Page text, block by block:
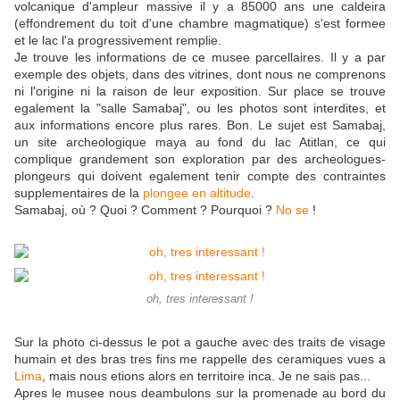
volcanique d'ampleur massive il y a 85000 ans une caldeira
(effondrement du toit d'une chambre magmatique) s'est formee
et le lac l'a progressivement remplie.
Je trouve les informations de ce musee parcellaires. Il y a par
exemple des objets, dans des vitrines, dont nous ne comprenons
ni l'origine ni la raison de leur exposition. Sur place se trouve
egalement la "salle Samabaj", ou les photos sont interdites, et
aux informations encore plus rares. Bon. Le sujet est Samabaj,
un site archeologique maya au fond du lac Atitlan, ce qui
complique grandement son exploration par des archeologues-
plongeurs qui doivent egalement tenir compte des contraintes
supplementaires de la plongee en altitude
Samabaj, où ? Quoi ? Comment ? Pourquoi ? No se !
oh, tres interessant !
Sur la photo ci-dessus le pot a gauche avec des traits de visage
humain et des bras tres fins me rappelle des ceramiques vues a
Lima , mais nous etions alors en territoire inca. Je ne sais pas...
Apres le musee nous deambulons sur la promenade au bord du